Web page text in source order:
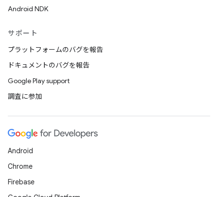
Android NDK
サポート
プラットフォームのバグを報告
ドキュメントのバグを報告
Google Play support
調査に参加
Android
Chrome
Firebase